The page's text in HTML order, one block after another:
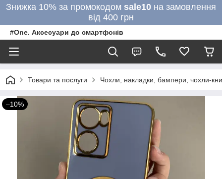
Знижка 10% за промокодом sale10 на замовлення
від 400 грн
#One. Аксесуари до смартфонів
Товари та послуги Чохли, накладки, бампери, чохли-
–10%